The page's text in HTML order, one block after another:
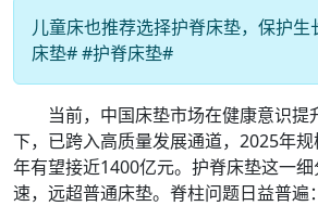
儿童床也推荐选择护脊床垫，保护
床垫# #护脊床垫#
当前，中国床垫市场在健康意识提
下，已跨入高质量发展通道，2025年
年有望接近1400亿元。护脊床垫这一
速，远超普通床垫。脊柱问题日益普遍